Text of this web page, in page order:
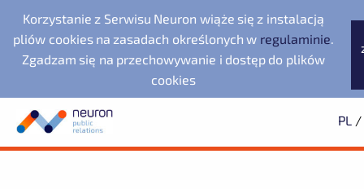
Korzystanie z Serwisu Neuron wiąże się z instalacją
pliów cookies na zasadach określonych w regulaminie.
Zgadzam się na przechowywanie i dostęp do plików
cookies
PL /
Biuro prasowe
Neuron Agencja Public
Evernex Polska